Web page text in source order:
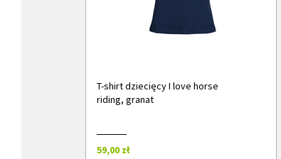
T-shirt dziecięcy I love horse
riding, granat
59,00 zł